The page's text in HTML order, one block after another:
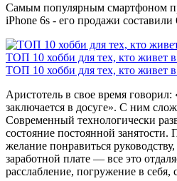
Самым популярным смартфоном
iPhone 6s - его продажи
ТОП 10 хобби для тех, кто живет в
ТОП 10 хобби для тех, кто живет в
Аристотель в свое время
заключается в досуге». С ним
Современный технологически
состояние постоянной занятости.
желание понравиться
заработной плате — все это
расслабление, погружение в себя,